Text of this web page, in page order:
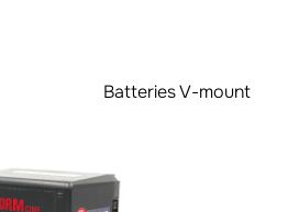
Batteries V-mount